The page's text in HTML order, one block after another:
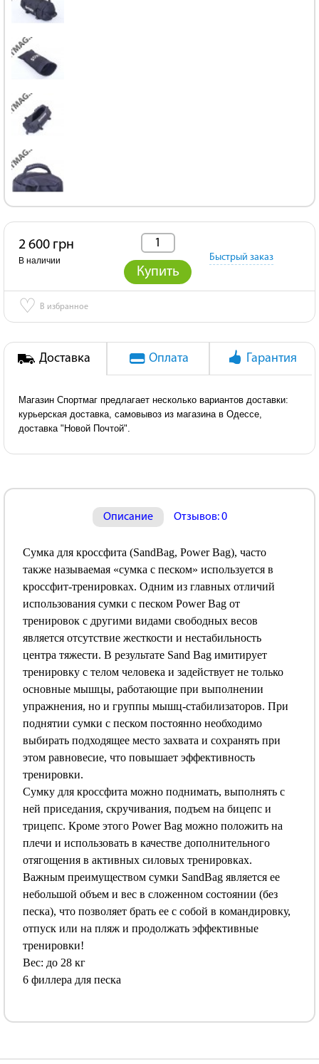
2 600 грн
В наличии
Купить
Быстрый заказ
♡ В избранное
Доставка Оплата Гарантия
Магазин Спортмаг предлагает несколько вариантов доставки:
курьерская доставка, самовывоз из магазина в Одессе,
доставка "Новой Почтой".
Описание Отзывов: 0
Сумка для кроссфита (SandBag, Power Bag), часто
также называемая «сумка с песком» используется в
кроссфит-тренировках. Одним из главных отличий
использования сумки с песком Power Bag от
тренировок с другими видами свободных весов
является отсутствие жесткости и нестабильность
центра тяжести. В результате Sand Bag имитирует
тренировку с телом человека и задействует не только
основные мышцы, работающие при выполнении
упражнения, но и группы мышц-стабилизаторов. При
поднятии сумки с песком постоянно необходимо
выбирать подходящее место захвата и сохранять при
этом равновесие, что повышает эффективность
тренировки.
Сумку для кроссфита можно поднимать, выполнять с
ней приседания, скручивания, подъем на бицепс и
трицепс. Кроме этого Power Bag можно положить на
плечи и использовать в качестве дополнительного
отягощения в активных силовых тренировках.
Важным преимуществом сумки SandBag является ее
небольшой объем и вес в сложенном состоянии (без
песка), что позволяет брать ее с собой в командировку,
отпуск или на пляж и продолжать эффективные
тренировки!
Вес: до 28 кг
6 филлера для песка